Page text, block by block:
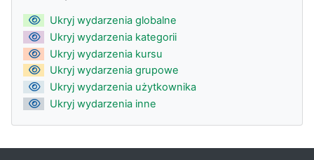
Ukryj wydarzenia globalne
Ukryj wydarzenia kategorii
Ukryj wydarzenia kursu
Ukryj wydarzenia grupowe
Ukryj wydarzenia użytkownika
Ukryj wydarzenia inne